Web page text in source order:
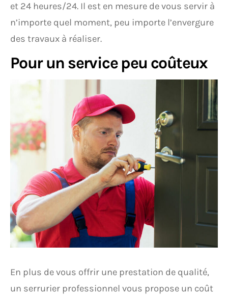
et 24 heures/24. Il est en mesure de vous servir à
n’importe quel moment, peu importe l’envergure
des travaux à réaliser.
Pour un service peu coûteux
En plus de vous offrir une prestation de qualité,
un serrurier professionnel vous propose un coût